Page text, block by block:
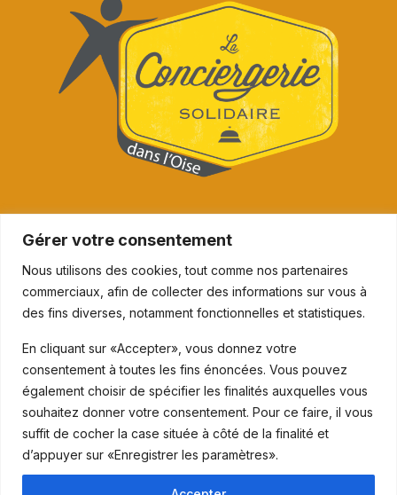
Gérer votre consentement
Nous utilisons des cookies, tout comme nos partenaires
commerciaux, afin de collecter des informations sur vous à
des fins diverses, notamment fonctionnelles et statistiques.
En cliquant sur «Accepter», vous donnez votre
consentement à toutes les fins énoncées. Vous pouvez
également choisir de spécifier les finalités auxquelles vous
souhaitez donner votre consentement. Pour ce faire, il vous
suffit de cocher la case située à côté de la finalité et
d’appuyer sur «Enregistrer les paramètres».